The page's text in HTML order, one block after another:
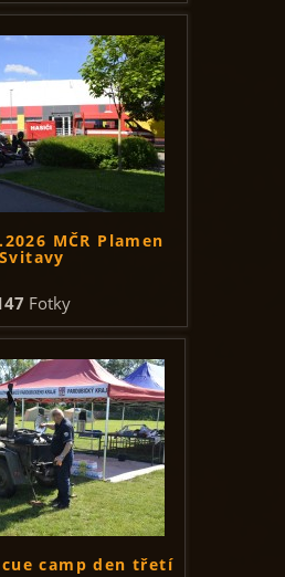
MČR Plamen
Svitavy
Fotky
camp den třetí